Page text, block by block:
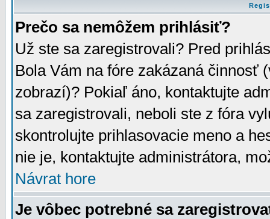
Prečo sa nemôžem prihlásiť?
Už ste sa zaregistrovali? Pred
Bola Vám na fóre zakázaná činnosť
zobrazí)? Pokiaľ áno, kontaktujte
sa zaregistrovali, neboli ste z fóra
skontrolujte prihlasovacie meno a
nie je, kontaktujte administrátora,
Návrat hore
Je vôbec potrebné sa